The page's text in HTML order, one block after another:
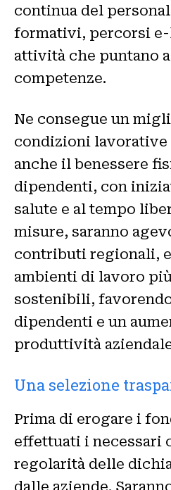
continua del
formativi, percorsi
attività che puntano
competenze.
Ne consegue un
condizioni lavorative
anche il benessere
dipendenti, con
salute e al tempo
misure, saranno
contributi regionali,
ambienti di lavoro
sostenibili,
dipendenti e un
produttività
Una selezione
Prima di erogare i
effettuati i necessari
regolarità delle
dalle aziende.